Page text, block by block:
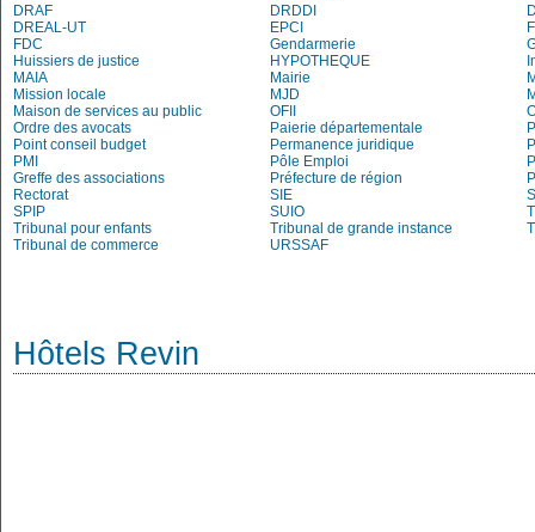
DRAF
DRDDI
DREAL-UT
EPCI
FDC
Gendarmerie
Huissiers de justice
HYPOTHEQUE
MAIA
Mairie
Mission locale
MJD
Maison de services au public
OFII
Ordre des avocats
Paierie départementale
Point conseil budget
Permanence juridique
PMI
Pôle Emploi
Greffe des associations
Préfecture de région
Rectorat
SIE
SPIP
SUIO
Tribunal pour enfants
Tribunal de grande instance
Tribunal de commerce
URSSAF
Hôtels Revin